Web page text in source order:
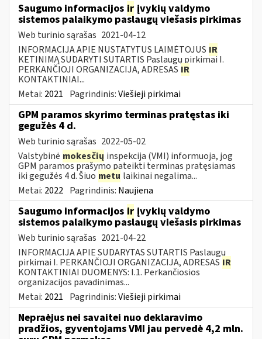
Saugumo informacijos ir įvykių valdymo
sistemos palaikymo paslaugų viešasis pirkimas
Web turinio sąrašas 2021-04-12
INFORMACIJA APIE NUSTATYTUS LAIMĖTOJUS IR
KETINIMĄ SUDARYTI SUTARTIS Paslaugų pirkimai I.
PERKANČIOJI ORGANIZACIJA, ADRESAS IR
KONTAKTINIAI...
Metai: 2021 Pagrindinis:Viešieji pirkimai
GPM paramos skyrimo terminas pratęstas iki
gegužės 4 d.
Web turinio sąrašas 2022-05-02
Valstybinė mokesčių inspekcija (VMI) informuoja, jog
GPM paramos prašymo pateikti terminas pratęsiamas
iki gegužės 4 d. Šiuo metu laikinai negalima...
Metai: 2022 Pagrindinis: Naujiena
Saugumo informacijos ir įvykių valdymo
sistemos palaikymo paslaugų viešasis pirkimas
Web turinio sąrašas 2021-04-22
INFORMACIJA APIE SUDARYTAS SUTARTIS Paslaugų
pirkimai I. PERKANČIOJI ORGANIZACIJA, ADRESAS IR
KONTAKTINIAI DUOMENYS: I.1. Perkančiosios
organizacijos pavadinimas...
Metai: 2021 Pagrindinis:Viešieji pirkimai
Nepraėjus nei savaitei nuo deklaravimo
pradžios, gyventojams VMI jau pervedė 4,2 mln.